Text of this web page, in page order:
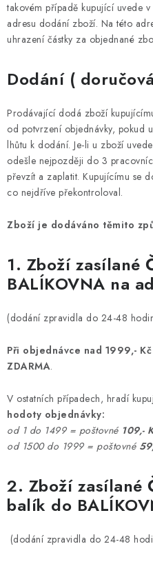
takovém případě kupující uvede
adresu dodání zboží. Na této
uhrazení částky za objednané
Dodání (
Prodávající dodá zboží
od potvrzení objednávky, pokud
lhůtu k dodání. Je-li u zboží
odešle nejpozději do 3
převzít a zaplatit. Kupujícímu se
co nejdříve překontroloval.
Zboží je dodáváno těmito
1. Zboží zasílané
BALÍKOVNA na
(dodání zpravidla do 24-48
Při objednávce nad 1999,-
ZDARMA.
V ostatních případech, hradí
hodoty objednávky:
od 1 do 1499 = poštovné 109,-
od 1500 do 1999 = poštovné
2. Zboží zasílané
balík do
(dodání zpravidla do 24-48